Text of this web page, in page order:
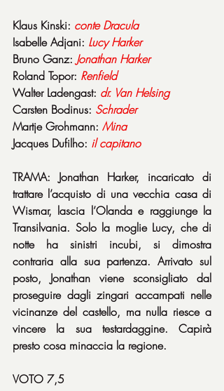
Klaus Kinski: conte Dracula
Isabelle Adjani: Lucy Harker
Bruno Ganz: Jonathan Harker
Roland Topor: Renfield
Walter Ladengast: dr. Van Helsing
Carsten Bodinus: Schrader
Martje Grohmann: Mina
Jacques Dufilho: il capitano
TRAMA: Jonathan Harker, incaricato di
trattare l’acquisto di una vecchia casa di
Wismar, lascia l’Olanda e raggiunge la
Transilvania. Solo la moglie Lucy, che di
notte ha sinistri incubi, si dimostra
contraria alla sua partenza. Arrivato sul
posto, Jonathan viene sconsigliato dal
proseguire dagli zingari accampati nelle
vicinanze del castello, ma nulla riesce a
vincere la sua testardaggine. Capirà
presto cosa minaccia la regione.
VOTO 7,5